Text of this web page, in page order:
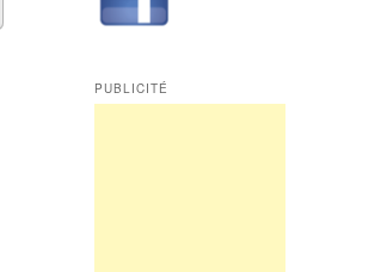
PUBLICITÉ